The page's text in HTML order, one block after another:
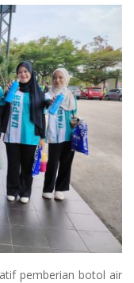
pemberian botol air